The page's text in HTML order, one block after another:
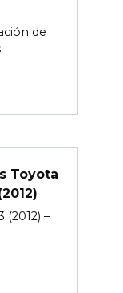
de
Toyota
–